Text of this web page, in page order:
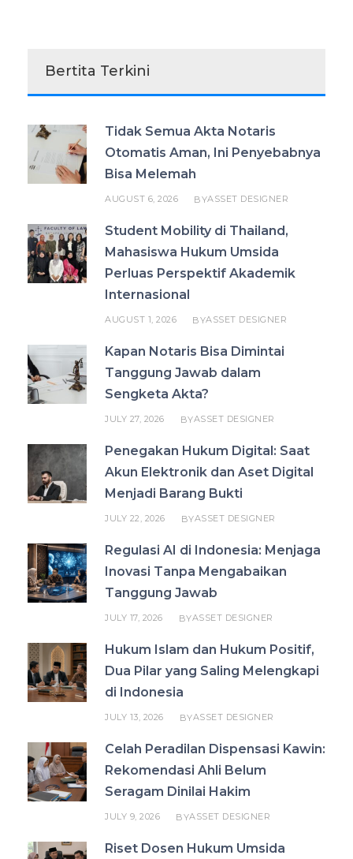
Bertita Terkini
Tidak Semua Akta Notaris
Otomatis Aman, Ini Penyebabnya
Bisa Melemah
AUGUST 6, 2026 BYASSET DESIGNER
Student Mobility di Thailand,
Mahasiswa Hukum Umsida
Perluas Perspektif Akademik
Internasional
AUGUST 1, 2026 BYASSET DESIGNER
Kapan Notaris Bisa Dimintai
Tanggung Jawab dalam
Sengketa Akta?
JULY 27, 2026 BYASSET DESIGNER
Penegakan Hukum Digital: Saat
Akun Elektronik dan Aset Digital
Menjadi Barang Bukti
JULY 22, 2026 BYASSET DESIGNER
Regulasi AI di Indonesia: Menjaga
Inovasi Tanpa Mengabaikan
Tanggung Jawab
JULY 17, 2026 BYASSET DESIGNER
Hukum Islam dan Hukum Positif,
Dua Pilar yang Saling Melengkapi
di Indonesia
JULY 13, 2026 BYASSET DESIGNER
Celah Peradilan Dispensasi Kawin:
Rekomendasi Ahli Belum
Seragam Dinilai Hakim
JULY 9, 2026 BYASSET DESIGNER
Riset Dosen Hukum Umsida